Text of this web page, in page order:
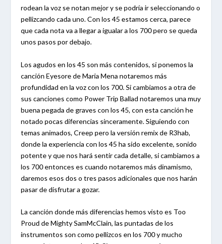
rodean la voz se notan mejor y se podría ir seleccionando o
pellizcando cada uno. Con los 45 estamos cerca, parece
que cada nota va a llegar a igualar a los 700 pero se queda
unos pasos por debajo.
Los agudos en los 45 son más contenidos, si ponemos la
canción Eyesore de Maria Mena notaremos más
profundidad en la voz con los 700. Si cambiamos a otra de
sus canciones como Power Trip Ballad notaremos una muy
buena pegada de graves con los 45, con esta canción he
notado pocas diferencias sinceramente. Siguiendo con
temas animados, Creep pero la versión remix de R3hab,
donde la experiencia con los 45 ha sido excelente, sonido
potente y que nos hará sentir cada detalle, si cambiamos a
los 700 entonces es cuando notaremos más dinamismo,
daremos esos dos o tres pasos adicionales que nos harán
pasar de disfrutar a gozar.
La canción donde más diferencias hemos visto es Too
Proud de Mighty SamMcClain, las puntadas de los
instrumentos son como pellizcos en los 700 y mucho